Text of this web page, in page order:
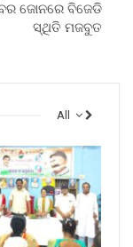
ଜୋନରେ ବିଜେଡି
ସ୍ଥିତି ମଜବୁତ
All